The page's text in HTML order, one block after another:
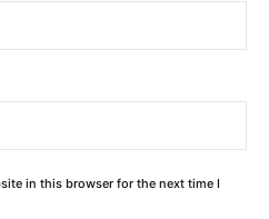
in this browser for the next time I